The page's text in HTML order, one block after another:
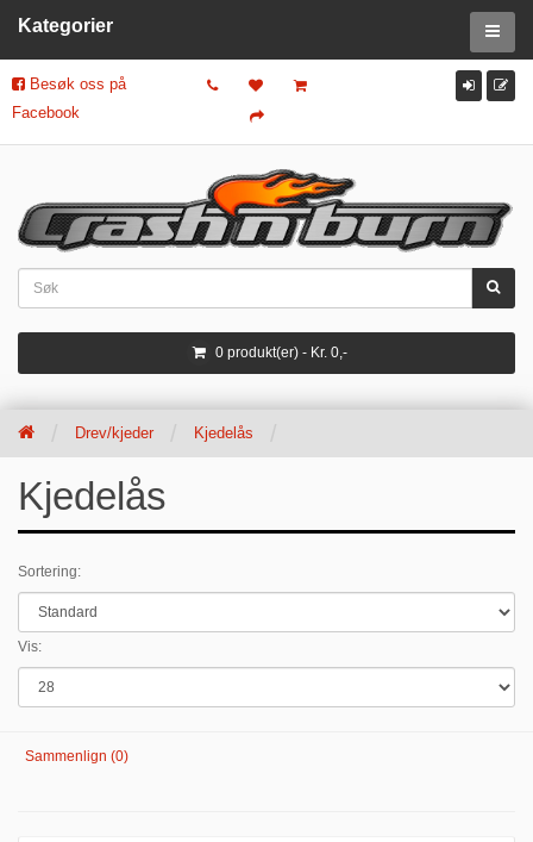
Besøk oss på
Facebook
0 produkt(er) - Kr. 0,-
Kategorier
Drev/kjeder Kjedelås
Kjedelås
Sortering:
Vis:
Sammenlign (0)